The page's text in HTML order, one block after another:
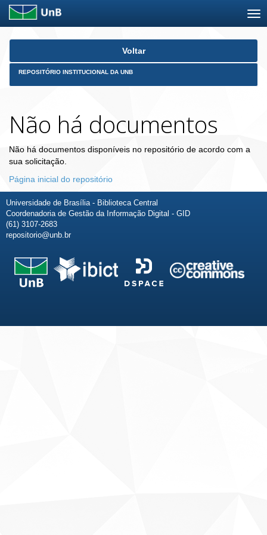
Skip
Voltar
REPOSITÓRIO INSTITUCIONAL DA UNB
Não há documentos
Não há documentos disponíveis no repositório de acordo com a
sua solicitação.
Página inicial do repositório
Universidade de Brasília - Biblioteca Central
Coordenadoria de Gestão da Informação Digital - GID
(61) 3107-2683
repositorio@unb.br